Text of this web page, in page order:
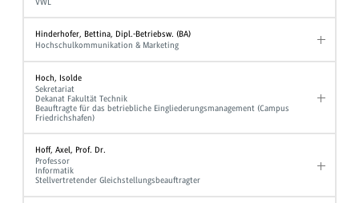
Hinderhofer, Bettina, Dipl.-Betriebsw. (BA)
Hochschulkommunikation & Marketing
Hoch, Isolde
Sekretariat
Dekanat Fakultät Technik
Beauftragte für das betriebliche Eingliederungsmanagement (Campus
Friedrichshafen)
Hoff, Axel, Prof. Dr.
Professor
Informatik
Stellvertretender Gleichstellungsbeauftragter